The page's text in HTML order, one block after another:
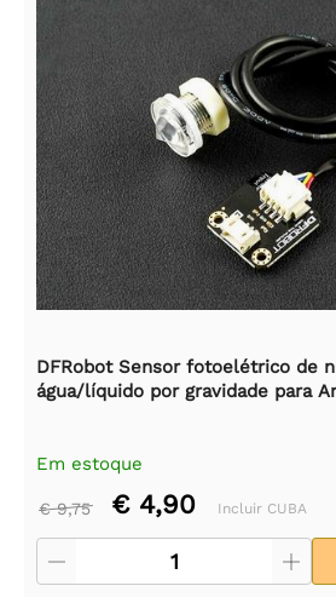
DFRobot Sensor fotoelétrico de
água/líquido por gravidade para
Em estoque
€ 9,75 € 4,90 Incluir CUBA